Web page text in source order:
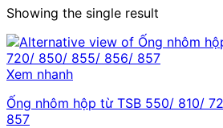
Showing the single result
Xem nhanh
Ống nhôm hộp từ TSB 550/ 810/
857